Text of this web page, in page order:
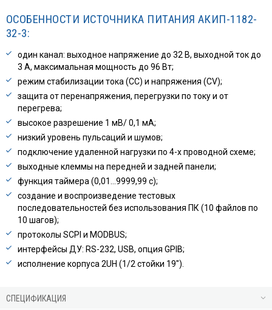
ОСОБЕННОСТИ ИСТОЧНИКА ПИТАНИЯ АКИП-1182-
32-3:
один канал: выходное напряжение до 32 В, выходной ток до
3 А, максимальная мощность до 96 Вт;
режим стабилизации тока (СС) и напряжения (CV);
защита от перенапряжения, перегрузки по току и от
перегрева;
высокое разрешение 1 мВ/ 0,1 мА;
низкий уровень пульсаций и шумов;
подключение удаленной нагрузки по 4-х проводной схеме;
выходные клеммы на передней и задней панели;
функция таймера (0,01…9999,99 с);
создание и воспроизведение тестовых
последовательностей без использования ПК (10 файлов по
10 шагов);
протоколы SCPI и MODBUS;
интерфейсы ДУ: RS-232, USB, опция GPIB;
исполнение корпуса 2UH (1/2 стойки 19″).
СПЕЦИФИКАЦИЯ